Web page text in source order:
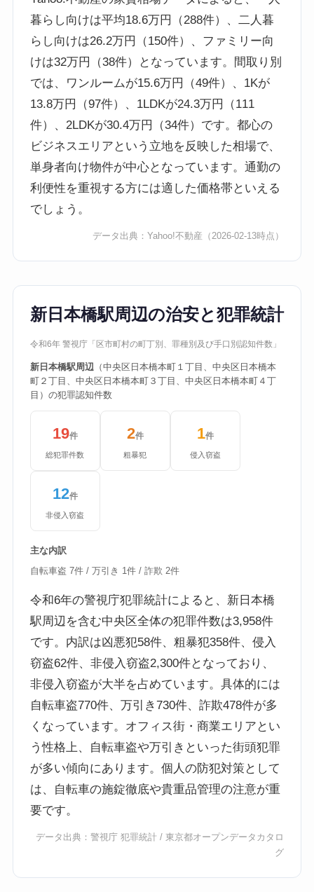
暮らし向けは平均18.6万円（288件）、二人暮
らし向けは26.2万円（150件）、ファミリー向
けは32万円（38件）となっています。間取り別
では、ワンルームが15.6万円（49件）、1Kが
13.8万円（97件）、1LDKが24.3万円（111
件）、2LDKが30.4万円（34件）です。都心の
ビジネスエリアという立地を反映した相場で、
単身者向け物件が中心となっています。通勤の
利便性を重視する方には適した価格帯といえる
でしょう。
データ出典：Yahoo!不動産 （2026-02-13時点）
新日本橋駅周辺の治安と犯罪統計
令和6年 警視庁「区市町村の町丁別、罪種別及び手口別認知件数」
新日本橋駅周辺（中央区日本橋本町１丁目、中央区日本橋本
町２丁目、中央区日本橋本町３丁目、中央区日本橋本町４丁
目）の犯罪認知件数
19件
総犯罪件数
2件
粗暴犯
1件
侵入窃盗
12件
非侵入窃盗
主な内訳
自転車盗 7件 / 万引き 1件 / 詐欺 2件
令和6年の警視庁犯罪統計によると、新日本橋
駅周辺を含む中央区全体の犯罪件数は3,958件
です。内訳は凶悪犯58件、粗暴犯358件、侵入
窃盗62件、非侵入窃盗2,300件となっており、
非侵入窃盗が大半を占めています。具体的には
自転車盗770件、万引き730件、詐欺478件が多
くなっています。オフィス街・商業エリアとい
う性格上、自転車盗や万引きといった街頭犯罪
が多い傾向にあります。個人の防犯対策として
は、自転車の施錠徹底や貴重品管理の注意が重
要です。
データ出典：警視庁 犯罪統計 /東京都オープンデータカタロ
グ